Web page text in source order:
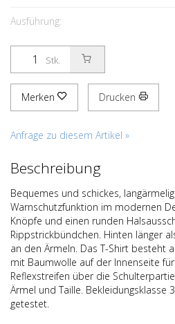
Ausführung:
Stk.
Merken Drucken
Anfrage zu diesem Artikel »
Beschreibung
Bequemes und schickes,
Warnschutzfunktion im modernen
Knöpfe und einen runden
Rippstrickbündchen. Hinten länger
an den Ärmeln. Das T-Shirt besteht
mit Baumwolle auf der Innenseite
Reflexstreifen über die
Ärmel und Taille. Bekleidungsklasse
getestet.